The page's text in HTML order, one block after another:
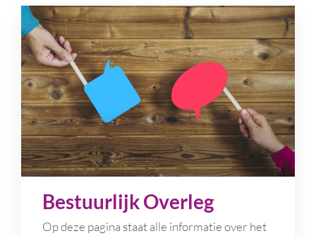
Bestuurlijk Overleg
Op deze pagina staat alle informatie over het